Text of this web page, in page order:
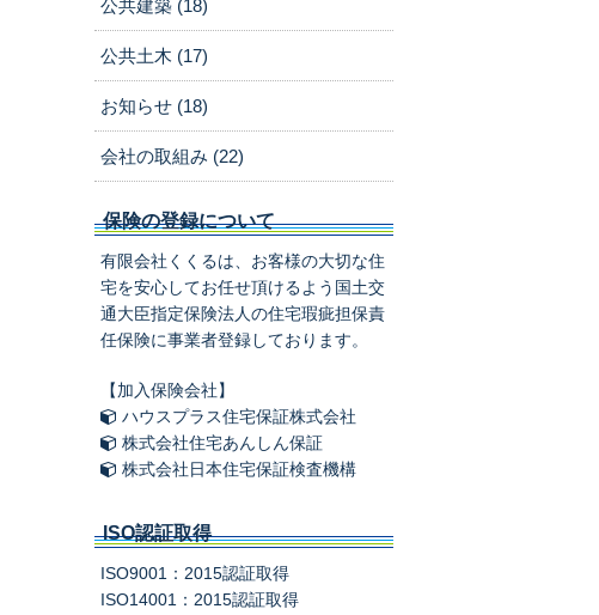
公共建築 (18)
公共土木 (17)
お知らせ (18)
会社の取組み (22)
保険の登録について
有限会社くくるは、お客様の大切な住
宅を安心してお任せ頂けるよう国土交
通大臣指定保険法人の住宅瑕疵担保責
任保険に事業者登録しております。
【加入保険会社】
ハウスプラス住宅保証株式会社
株式会社住宅あんしん保証
株式会社日本住宅保証検査機構
ISO認証取得
ISO9001：2015認証取得
ISO14001：2015認証取得